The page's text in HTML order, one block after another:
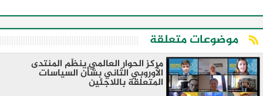
موضوعات متعلقة
مركز الحوار العالمي ينظّم المنتدى
الأوروبي الثاني بشأن السياسات
المتعلقة باللاجئين